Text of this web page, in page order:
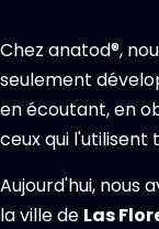
Chez anatod®,
seulement
en écoutant, en
ceux qui l'utilisent
Aujourd'hui, nous
la ville de Las